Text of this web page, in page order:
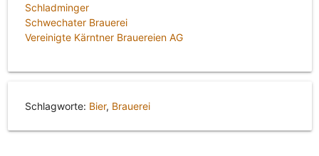
Schladminger
Schwechater Brauerei
Vereinigte Kärntner Brauereien AG
Schlagworte: Bier, Brauerei